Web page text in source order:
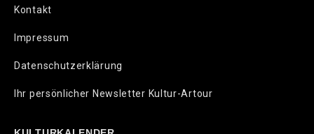
Kontakt
Impressum
Datenschutzerklärung
Ihr persönlicher Newsletter Kultur-Artour